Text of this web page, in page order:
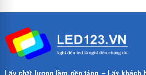
Lấy chất lượng làm nền tảng – Lấy khách